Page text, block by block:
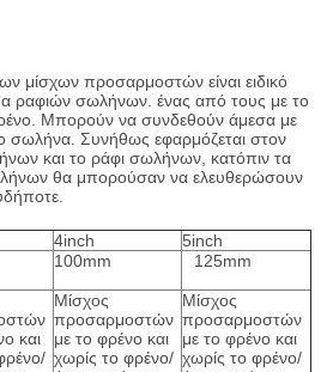
μίσχων προσαρμοστών είναι ειδικό
ραφιών σωλήνων. ένας από τους με το
Μπορούν να συνδεθούν άμεσα με
σωλήνα. Συνήθως εφαρμόζεται στον
και το ράφι σωλήνων, κατόπιν τα
θα μπορούσαν να ελευθερώσουν
4inch
5inch
100mm 125mm
και
Μίσχος
προσαρμοστών
με το φρένο και
χωρίς το φρένο/
Μίσχος
προσαρμοστών
με το φρένο και
χωρίς το φρένο/